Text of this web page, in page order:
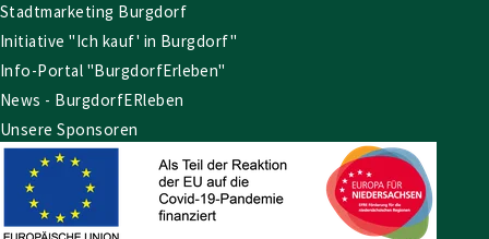
Stadtmarketing Burgdorf
Initiative "Ich kauf' in Burgdorf"
Info-Portal "BurgdorfErleben"
News - BurgdorfERleben
Unsere Sponsoren